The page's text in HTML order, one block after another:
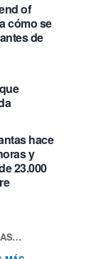
of
cómo se
de
hace
y
23.000